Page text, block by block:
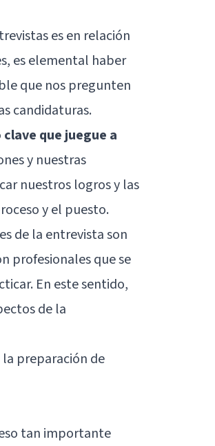
es en relación
es elemental haber
que nos pregunten
candidaturas.
que juegue a
y nuestras
nuestros logros y las
y el puesto.
de la entrevista son
profesionales que se
En este sentido,
de la
preparación de
tan importante